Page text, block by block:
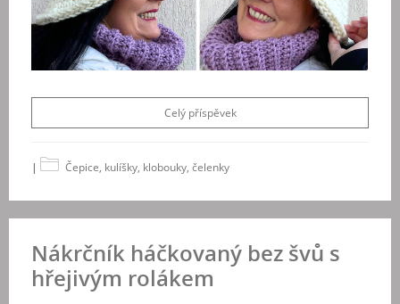
Celý příspěvek
| Čepice, kulíšky, klobouky, čelenky
Nákrčník háčkovaný bez švů s
hřejivým rolákem